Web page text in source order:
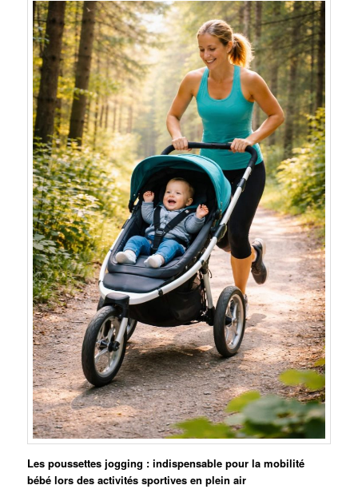
Les poussettes jogging : indispensable pour la mobilité
bébé lors des activités sportives en plein air